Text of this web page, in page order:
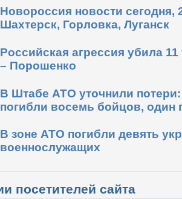
В Славянске нашли массовое
жителей, зверски убитых
Новороссия новости сегодня,
Шахтерск, Горловка, Луганск
Российская агрессия убила
– Порошенко
В Штабе АТО уточнили потери:
погибли восемь бойцов, один
военнослужащих